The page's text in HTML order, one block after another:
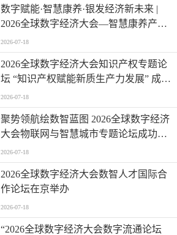
数字赋能·智慧康养·银发经济新未来 |
2026全球数字经济大会—智慧康养产业
发展论坛在京举办
2026-07-18
2026全球数字经济大会知识产权专题论
坛 “知识产权赋能新质生产力发展” 成功
举办
2026-07-18
聚势领航绘数智蓝图 2026全球数字经济
大会物联网与智慧城市专题论坛成功举
办
2026-07-18
2026全球数字经济大会数智人才国际合
作论坛在京举办
2026-07-18
“2026全球数字经济大会数字流通论坛